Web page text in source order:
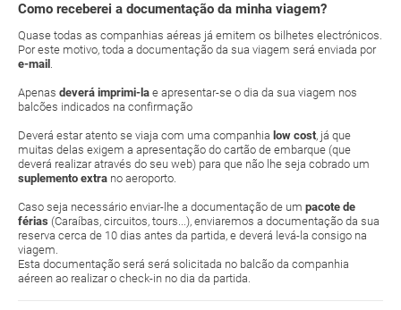
Como receberei a documentação da minha viagem?
Quase todas as companhias aéreas já emitem os bilhetes electrónicos.
Por este motivo, toda a documentação da sua viagem será enviada por
e-mail .
Apenas deverá imprimi-la e apresentar-se o dia da sua viagem nos
balcões indicados na confirmação
Deverá estar atento se viaja com uma companhia low cost, já que
muitas delas exigem a apresentação do cartão de embarque (que
deverá realizar através do seu web) para que não lhe seja cobrado um
suplemento extra no aeroporto.
Caso seja necessário enviar-lhe a documentação de um pacote de
férias (Caraíbas, circuitos, tours...), enviaremos a documentação da sua
reserva cerca de 10 dias antes da partida, e deverá levá-la consigo na
viagem.
Esta documentação será será solicitada no balcão da companhia
aéreen ao realizar o check-in no dia da partida.